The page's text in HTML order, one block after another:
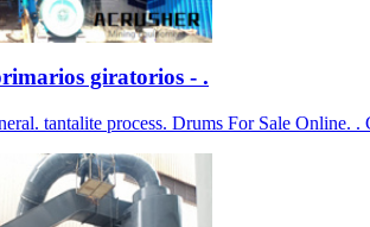
giratorios - .
tantalite process. Drums For Sale Online.